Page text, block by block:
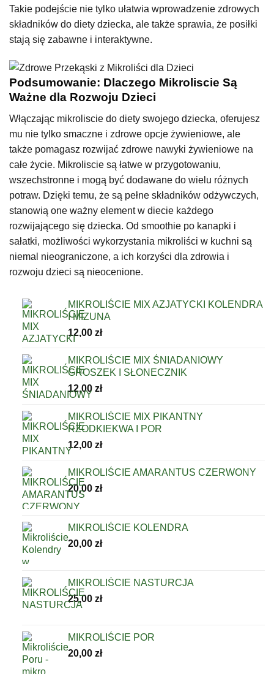
Takie podejście nie tylko ułatwia wprowadzenie zdrowych
składników do diety dziecka, ale także sprawia, że posiłki
stają się zabawne i interaktywne.
Podsumowanie: Dlaczego Mikroliscie Są
Ważne dla Rozwoju Dzieci
Włączając mikroliscie do diety swojego dziecka, oferujesz
mu nie tylko smaczne i zdrowe opcje żywieniowe, ale
także pomagasz rozwijać zdrowe nawyki żywieniowe na
całe życie. Mikroliscie są łatwe w przygotowaniu,
wszechstronne i mogą być dodawane do wielu różnych
potraw. Dzięki temu, że są pełne składników odżywczych,
stanowią one ważny element w diecie każdego
rozwijającego się dziecka. Od smoothie po kanapki i
sałatki, możliwości wykorzystania mikroliści w kuchni są
niemal nieograniczone, a ich korzyści dla zdrowia i
rozwoju dzieci są nieocenione.
MIKROLIŚCIE MIX AZJATYCKI KOLENDRA
I MIZUNA
12,00 zł
MIKROLIŚCIE MIX ŚNIADANIOWY
GROSZEK I SŁONECZNIK
12,00 zł
MIKROLIŚCIE MIX PIKANTNY
RZODKIEKWA I POR
12,00 zł
MIKROLIŚCIE AMARANTUS CZERWONY
20,00 zł
MIKROLIŚCIE KOLENDRA
20,00 zł
MIKROLIŚCIE NASTURCJA
25,00 zł
MIKROLIŚCIE POR
20,00 zł